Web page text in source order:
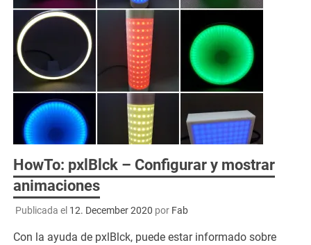
HowTo: pxlBlck – Configurar y mostrar
animaciones
Publicada el 12. December 2020 por Fab
Con la ayuda de pxlBlck, puede estar informado sobre